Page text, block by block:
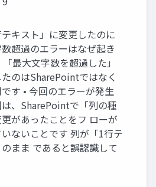
テキスト」に変更したのに
超過のエラーはなぜ起き
「最大文字数を超過した」
のはSharePointではなく
す • 今回のエラーが発生
は、SharePointで「列の種
があったことをフ ローが
ないことです 列が「1行テ
まま であると誤認識して